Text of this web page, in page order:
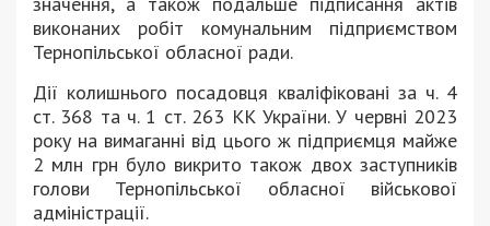
виконаних робіт комунальним підприємством
Тернопільської обласної ради.
Дії колишнього посадовця кваліфіковані за ч. 4
ст. 368 та ч. 1 ст. 263 КК України. У червні 2023
року на вимаганні від цього ж підприємця майже
2 млн грн було викрито також двох заступників
голови Тернопільської обласної військової
адміністрації.